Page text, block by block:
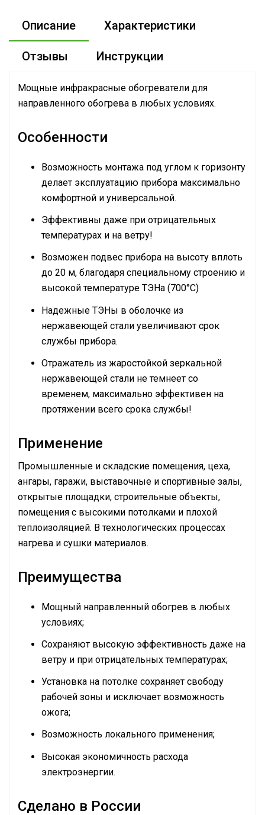
Описание Характеристики
Отзывы Инструкции
Мощные инфракрасные обогреватели для
направленного обогрева в любых условиях.
Особенности
Возможность монтажа под углом к горизонту
делает эксплуатацию прибора максимально
комфортной и универсальной.
Эффективны даже при отрицательных
температурах и на ветру!
Возможен подвес прибора на высоту вплоть
до 20 м, благодаря специальному строению и
высокой температуре ТЭНа (700°С)
Надежные ТЭНы в оболочке из
нержавеющей стали увеличивают срок
службы прибора.
Отражатель из жаростойкой зеркальной
нержавеющей стали не темнеет со
временем, максимально эффективен на
протяжении всего срока службы!
Применение
Промышленные и складские помещения, цеха,
ангары, гаражи, выставочные и спортивные залы,
открытые площадки, строительные объекты,
помещения с высокими потолками и плохой
теплоизоляцией. В технологических процессах
нагрева и сушки материалов.
Преимущества
Мощный направленный обогрев в любых
условиях;
Сохраняют высокую эффективность даже на
ветру и при отрицательных температурах;
Установка на потолке сохраняет свободу
рабочей зоны и исключает возможность
ожога;
Возможность локального применения;
Высокая экономичность расхода
электроэнергии.
Сделано в России